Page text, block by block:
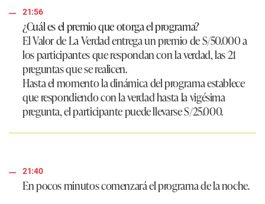
21:56
¿Cuál es el premio que otorga el programa?
El Valor de La Verdad entrega un premio de S/50.000 a
los participantes que respondan con la verdad, las 21
preguntas que se realicen.
Hasta el momento la dinámica del programa establece
que respondiendo con la verdad hasta la vigésima
pregunta, el participante puede llevarse S/25.000.
21:40
En pocos minutos comenzará el programa de la noche.